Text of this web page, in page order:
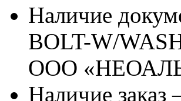
Наличие
BOLT-W/
ООО
Наличие заказ